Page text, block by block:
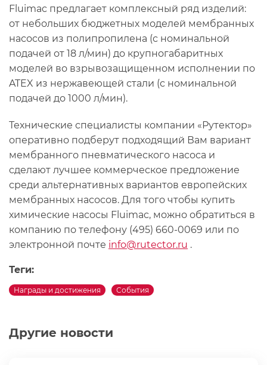
Другие новости
Fluimac предлагает комплексный ряд изделий:
от небольших бюджетных моделей мембранных
насосов из полипропилена (с номинальной
подачей от 18 л/мин) до крупногабаритных
моделей во взрывозащищенном исполнении по
ATEX из нержавеющей стали (с номинальной
подачей до 1000 л/мин).
Технические специалисты компании «Рутектор»
оперативно подберут подходящий Вам вариант
мембранного пневматического насоса и
сделают лучшее коммерческое предложение
среди альтернативных вариантов европейских
мембранных насосов. Для того чтобы купить
химические насосы Fluimac, можно обратиться в
компанию по телефону (495) 660-0069 или по
электронной почте info@rutector.ru .
Теги:
Награды и достижения События